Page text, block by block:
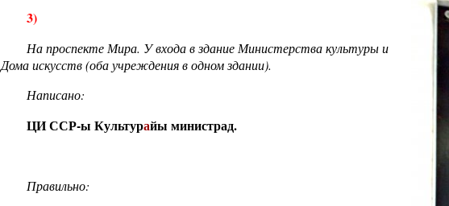
3)
На проспекте Мира. У входа в здание Министерства культуры и
Дома искусств (оба учреждения в одном здании).
Написано:
ЦИ ССР-ы Культурайы министрад.
Правильно: